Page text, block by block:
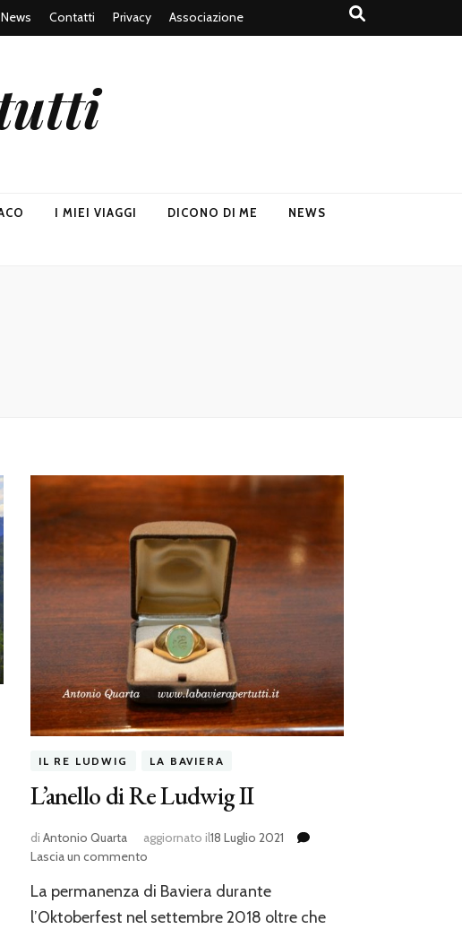
News Contatti Privacy Associazione
I MIEI VIAGGI DICONO DI ME NEWS
IL RE LUDWIG LA BAVIERA
L’anello di Re Ludwig II
di Antonio Quarta aggiornato il18 Luglio 2021
Lascia un commentosu
di
Re
La permanenza di Baviera durante
l’Oktoberfest nel settembre 2018 oltre che